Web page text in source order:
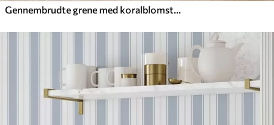
Gennembrudte grene med koralblomster, blomstermønster